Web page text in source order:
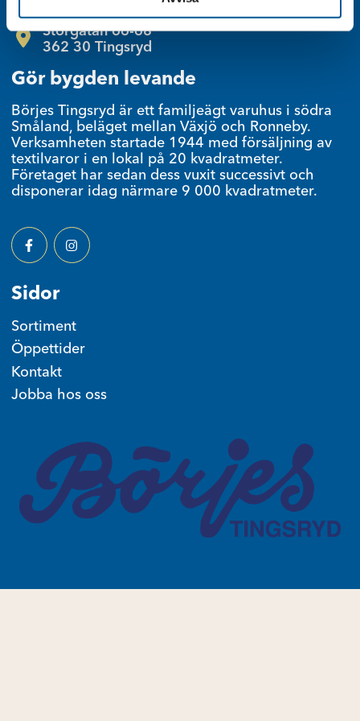
Storgatan 66-68
362 30 Tingsryd
Gör bygden levande
Börjes Tingsryd är ett familjeägt varuhus i södra
Småland, beläget mellan Växjö och Ronneby.
Verksamheten startade 1944 med försäljning av
textilvaror i en lokal på 20 kvadratmeter.
Företaget har sedan dess vuxit successivt och
disponerar idag närmare 9 000 kvadratmeter.
Facebook
Sidor
Sortiment
Öppettider
Kontakt
Jobba hos oss